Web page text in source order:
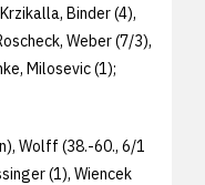
Binder (4),
Weber (7/3),
Milosevic (1);
Wolff (38.-60., 6/1
(1), Wiencek